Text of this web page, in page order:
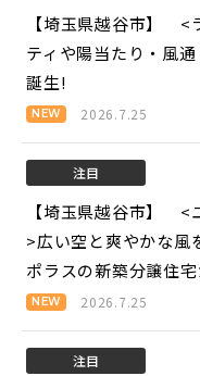
【埼玉県越谷市】 <
ティや陽当たり・風
誕生!
2026.7.25
注目
【埼玉県越谷市】 <
>広い空と爽やかな風
ポラスの新築分譲住
2026.7.25
注目